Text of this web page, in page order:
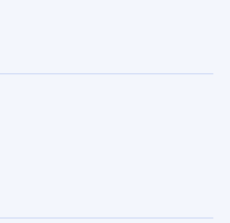
same session in Eur-Lex